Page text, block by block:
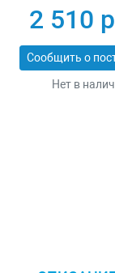
2 510
Нет в